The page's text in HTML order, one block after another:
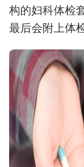
构的妇科体检
最后会附上体